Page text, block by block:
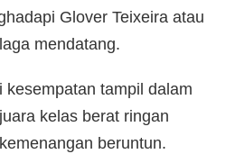
Glover Teixeira atau
mendatang.
kesempatan tampil dalam
kelas berat ringan
beruntun.